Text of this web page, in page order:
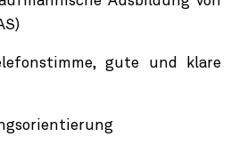
gute und klare